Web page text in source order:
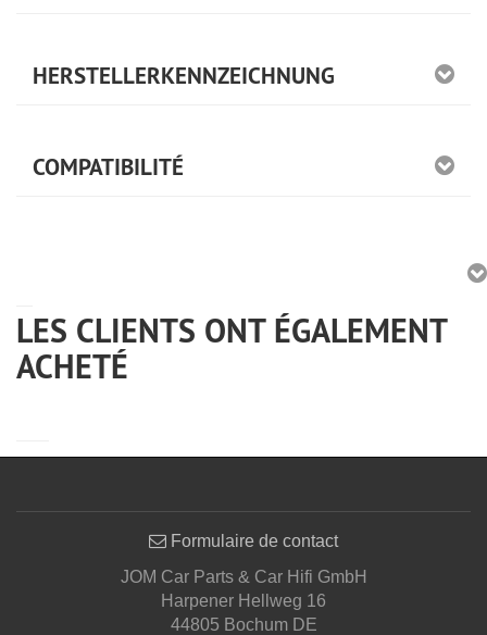
HERSTELLERKENNZEICHNUNG
COMPATIBILITÉ
LES CLIENTS ONT ÉGALEMENT
ACHETÉ
Formulaire de contact
JOM Car Parts & Car Hifi GmbH
Harpener Hellweg 16
44805 Bochum DE